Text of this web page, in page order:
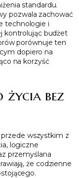
standardu.
pozwala zachować
technologie i
kontrolując budżet
porównuje ten
dopiero na
na korzyść
bez
wszystkim z
logiczne
przemyślana
że codzienne